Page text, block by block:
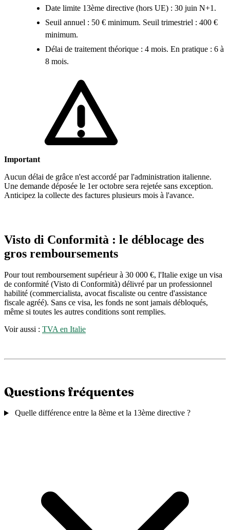
Date limite 13ème directive (hors UE) : 30 juin N+1.
Seuil annuel : 50 € minimum. Seuil trimestriel : 400 €
minimum.
Délai de traitement théorique : 4 mois. En pratique : 6 à
8 mois.
Important
Aucun délai de grâce n'est accordé par l'administration italienne.
Une demande déposée le 1er octobre sera rejetée sans exception.
Anticipez la collecte des factures plusieurs mois à l'avance.
Visto di Conformità : le déblocage des
gros remboursements
Pour tout remboursement supérieur à 30 000 €, l'Italie exige un visa
de conformité (Visto di Conformità) délivré par un professionnel
habilité (commercialista, avocat fiscaliste ou centre d'assistance
fiscale agréé). Sans ce visa, les fonds ne sont jamais débloqués,
même si toutes les autres conditions sont remplies.
Voir aussi : TVA en Italie
Questions fréquentes
Quelle différence entre la 8ème et la 13ème directive ?